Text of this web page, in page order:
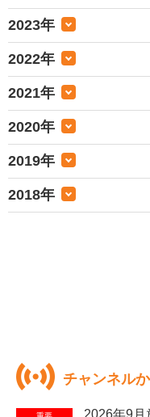
2023年
2022年
2021年
2020年
2019年
2018年
チャンネル
2026年9月